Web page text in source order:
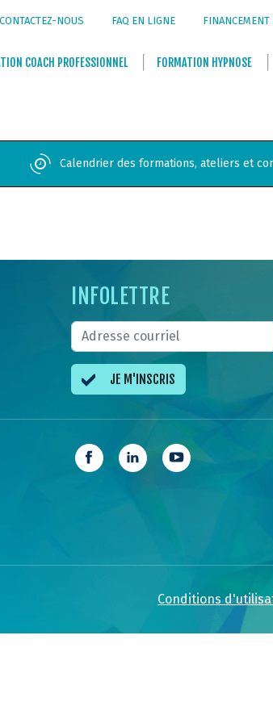
CONTACTEZ-NOUS FAQ EN LIGNE
COACH PROFESSIONNEL FORMATION HYPNOSE
Calendrier des formations, ateliers et
INFOLETTRE
JE M'INSCRIS
Conditions